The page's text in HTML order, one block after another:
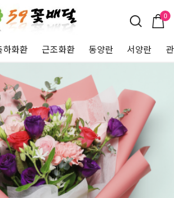
0
하화환 근조화환 동양란 서양란